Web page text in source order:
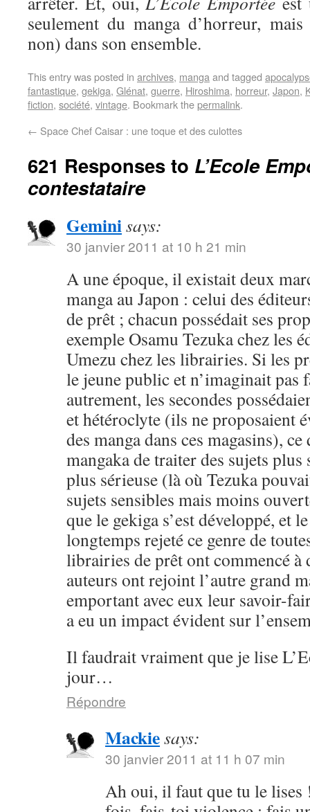
seulement du manga d’horreur,
non) dans son ensemble.
This entry was posted in archives, manga and tagged
fantastique, gekiga, Glénat, guerre, Hiroshima, horreur, Japon,
fiction, société, vintage. Bookmark thepermalink.
← Space Chef Caisar : une toque et des culottes
621 Responses to L’Ecole
contestataire
Geminisays:
30 janvier 2011 at 10 h 21 min
A une époque, il existait deux
manga au Japon : celui des
de prêt ; chacun possédait ses
exemple Osamu Tezuka chez les
Umezu chez les librairies. Si les
le jeune public et n’imaginait pas
autrement, les secondes
et hétéroclyte (ils ne proposaient
des manga dans ces magasins),
mangaka de traiter des sujets plus
plus sérieuse (là où Tezuka
sujets sensibles mais moins
que le gekiga s’est développé, et
longtemps rejeté ce genre de
librairies de prêt ont commencé à
auteurs ont rejoint l’autre grand
emportant avec eux leur savoir-
a eu un impact évident sur
Il faudrait vraiment que je lise
jour…
Répondre
Mackiesays:
30 janvier 2011 at 11 h 07 min
Ah oui, il faut que tu le lises